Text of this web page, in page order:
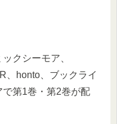
クシーモア、
honto、ブックライ
第1巻・第2巻が配